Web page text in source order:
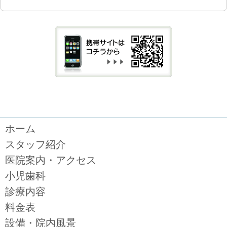
ホーム
スタッフ紹介
医院案内・アクセス
小児歯科
診療内容
料金表
設備・院内風景